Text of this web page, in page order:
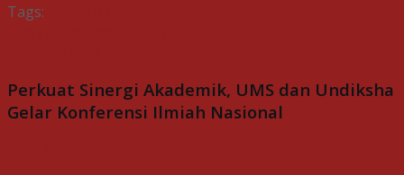
Tags:
Perkuat Sinergi Akademik, UMS dan Undiksha
Gelar Konferensi Ilmiah Nasional